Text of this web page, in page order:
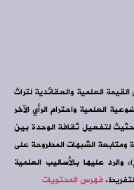
العلمية والعقائدية لتراث
العلمية واحترام الرأي الآخر
لتفعيل ثقافة الوحدة بين
ومتابعة الشبهات المطروحة على
عليها بالأساليب العلمية
فهرس المحتويات